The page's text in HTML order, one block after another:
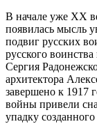
В начале уже ХХ
появилась мысль
подвиг русских
русского
Сергия
архитектора
завершено к 1917
войны привели
упадку